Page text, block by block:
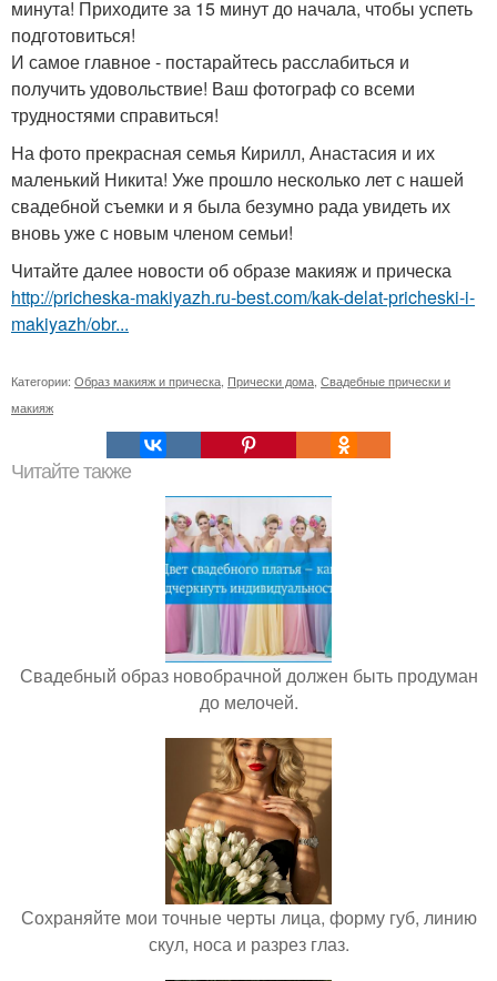
минута! Приходите за 15 минут до начала, чтобы успеть
подготовиться!
И самое главное - постарайтесь расслабиться и
получить удовольствие! Ваш фотограф со всеми
трудностями справиться!
На фото прекрасная семья Кирилл, Анастасия и их
маленький Никита! Уже прошло несколько лет с нашей
свадебной съемки и я была безумно рада увидеть их
вновь уже с новым членом семьи!
Читайте далее новости об образе макияж и прическа
http://pricheska-makiyazh.ru-best.com/kak-delat-pricheski-i-
makiyazh/obr...
Категории: Образ макияж и прическа Прически дома Свадебные прически и
макияж
Читайте также
Свадебный образ новобрачной должен быть продуман
до мелочей.
Сохраняйте мои точные черты лица, форму губ, линию
скул, носа и разрез глаз.